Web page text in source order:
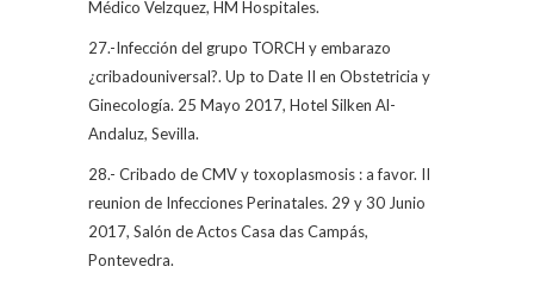
Médico Velzquez, HM Hospitales.
27.-Infección del grupo TORCH y embarazo
¿cribadouniversal?. Up to Date II en Obstetricia y
Ginecología. 25 Mayo 2017, Hotel Silken Al-
Andaluz, Sevilla.
28.- Cribado de CMV y toxoplasmosis : a favor. II
reunion de Infecciones Perinatales. 29 y 30 Junio
2017, Salón de Actos Casa das Campás,
Pontevedra.